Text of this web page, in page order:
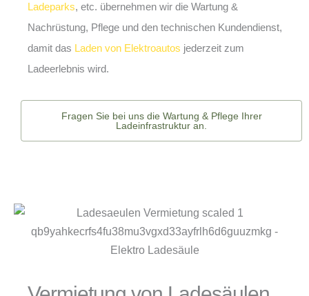
Ladeparks, etc. übernehmen wir die Wartung &
Nachrüstung, Pflege und den technischen Kundendienst,
damit das Laden von Elektroautos jederzeit zum
Ladeerlebnis wird.
Fragen Sie bei uns die Wartung & Pflege Ihrer
Ladeinfrastruktur an.